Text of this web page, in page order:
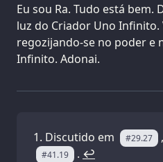
Eu sou Ra. Tudo está bem.
luz do Criador Uno
regozijando-se no poder e
Infinito. Adonai.
Discutido em #29.27 ,
#41.19 . ↩